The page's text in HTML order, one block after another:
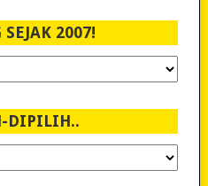
2007!
DIPILIH..